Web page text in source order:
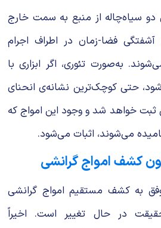
سیاه‌چاله از منبع به سمت خارج
فضا-زمان در اطراف اجرام
به‌صورت تئوری، اگر ابزاری با
حتی کوچک‌ترین نشانه‌ی انحنای
ثبت خواهد شد و وجود این امواج که
می‌شوند، اثبات می‌شود.
کشف امواج گرانشی
به کشف مستقیم امواج گرانشی
در حال تغییر است. اخیراً